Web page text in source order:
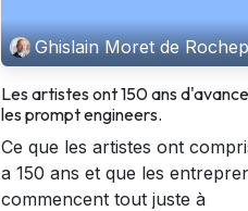
Ghislain Moret de
Les artistes ont 150 ans
les prompt engineers.
Ce que les artistes ont
a 150 ans et que les
commencent tout juste à